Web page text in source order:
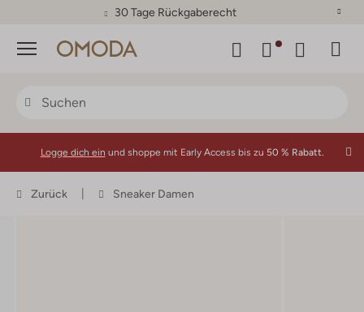
30 Tage Rückgaberecht
Menü
Logge dich ein und shoppe mit Early Access bis zu 50 % Rabatt.
Zurück Sneaker Damen